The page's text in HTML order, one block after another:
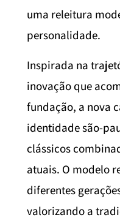
uma releitura
personalidade.
Inspirada na
inovação que
fundação, a nova
identidade são-
clássicos
atuais. O modelo
diferentes
valorizando a